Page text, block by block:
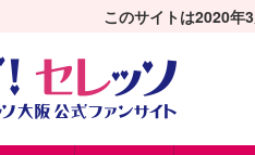
このサイトは2020年